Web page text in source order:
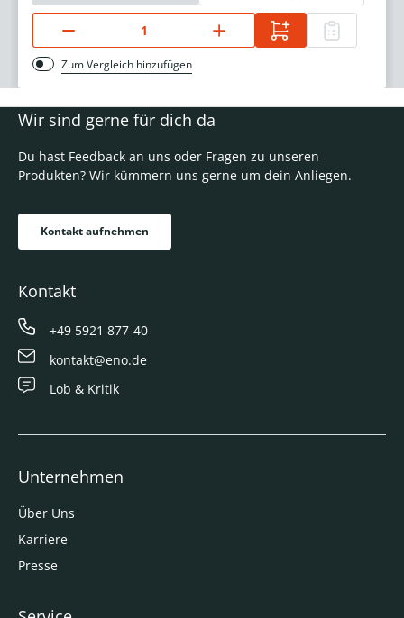
Zum Vergleich hinzufügen
Wir sind gerne für dich da
Du hast Feedback an uns oder Fragen zu unseren
Produkten? Wir kümmern uns gerne um dein Anliegen.
Kontakt aufnehmen
Kontakt
+49 5921 877-40
kontakt@eno.de
Lob & Kritik
Unternehmen
Über Uns
Karriere
Presse